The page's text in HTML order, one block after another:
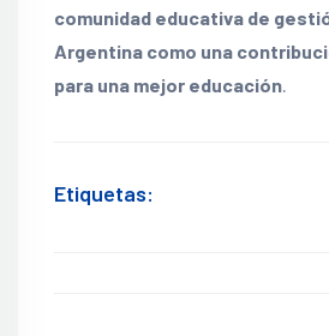
comunidad educativa de
Argentina como una
para una mejor educación.
Etiquetas: